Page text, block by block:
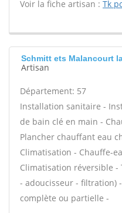
Voir la fiche artisan : Tk
Schmitt ets Malancourt
Artisan
Département: 57
Installation sanitaire -
de bain clé en main -
Plancher chauffant eau
Climatisation - Chauffe-
Climatisation réversible
- adoucisseur - filtration)
complète ou partielle -